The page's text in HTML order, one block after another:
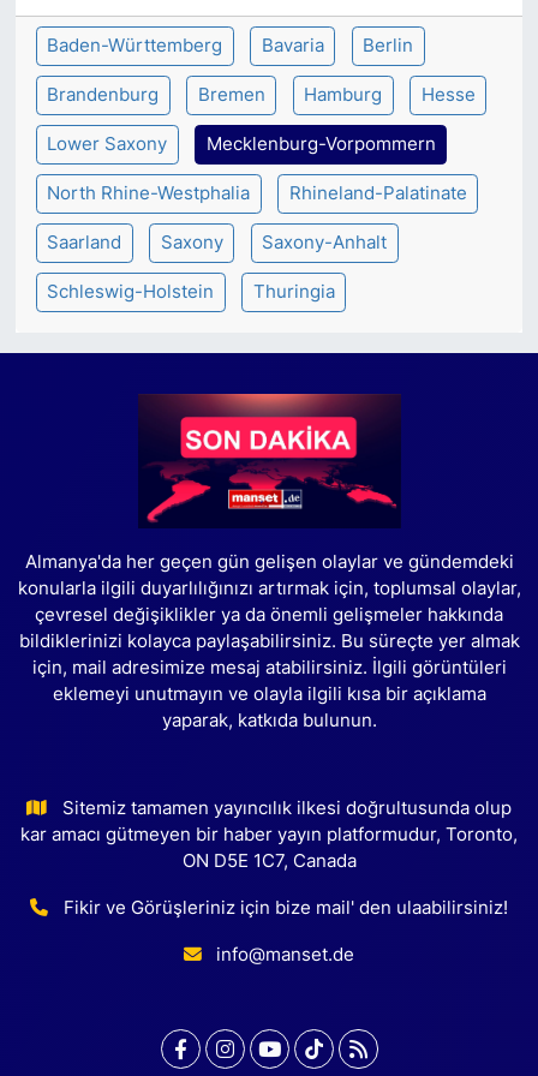
Baden-Württemberg Bavaria Berlin
Brandenburg Bremen Hamburg Hesse
Lower Saxony Mecklenburg-Vorpommern
North Rhine-Westphalia Rhineland-Palatinate
Saarland Saxony Saxony-Anhalt
Schleswig-Holstein Thuringia
Almanya'da her geçen gün gelişen olaylar ve gündemdeki
konularla ilgili duyarlılığınızı artırmak için, toplumsal olaylar,
çevresel değişiklikler ya da önemli gelişmeler hakkında
bildiklerinizi kolayca paylaşabilirsiniz. Bu süreçte yer almak
için, mail adresimize mesaj atabilirsiniz. İlgili görüntüleri
eklemeyi unutmayın ve olayla ilgili kısa bir açıklama
yaparak, katkıda bulunun.
Sitemiz tamamen yayıncılık ilkesi doğrultusunda olup
kar amacı gütmeyen bir haber yayın platformudur, Toronto,
ON D5E 1C7, Canada
Fikir ve Görüşleriniz için bize mail' den ulaabilirsiniz!
info@manset.de